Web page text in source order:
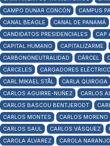
CAMPO DUNAR CONCÓN
CAMPUS
CANAL BEAGLE
CANAL DE PANAMÁ
CANDIDATOS PRESIDENCIALES
CAP
CAPITAL HUMANO
CAPITALIZARME
CARBONONEUTRALIDAD
CÁRCEL
CÁRCELES
CARGADORES
CARL MIKAEL STÅL
CARLA QUIROGA
CARLOS AGUIRRE-NUÑEZ
CARLOS
CARLOS BASCOU BENTJERODT
CARLOS MONTES
CARLOS MORENO
CARLOS SAUL
CARLOS VÁSQUEZ
CAROLA ÁLVAREZ
CAROLA NARANJO